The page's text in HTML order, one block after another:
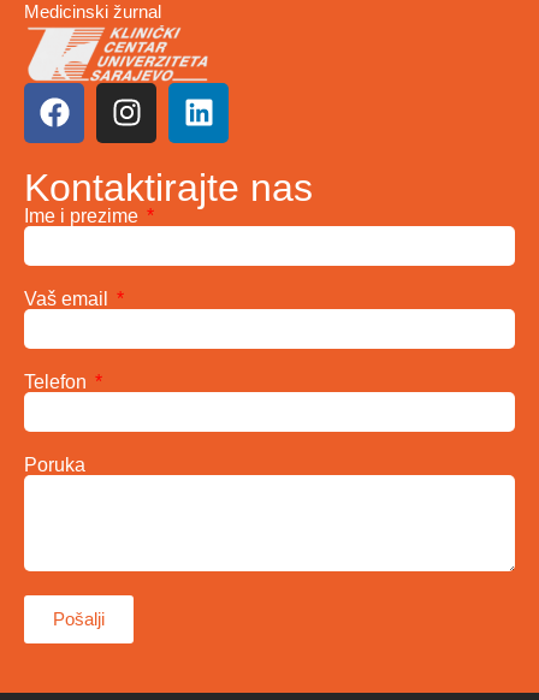
Medicinski žurnal
Kontaktirajte nas
Ime i prezime
Vaš email
Telefon
Poruka
Pošalji